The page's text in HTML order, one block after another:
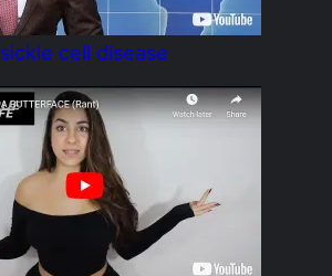
sickle cell disease